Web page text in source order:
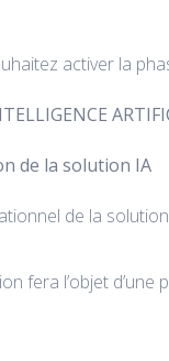
activer la
de la solution IA
de la
fera l’objet